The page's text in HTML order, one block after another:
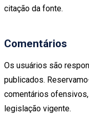
citação da fonte.
Comentários
Os usuários são
publicados.
comentários
legislação vigente.